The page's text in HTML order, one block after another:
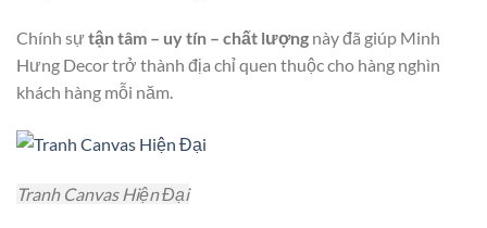
Chính sựtận tâm – uy tín – chất lượng này đã giúp Minh
Hưng Decor trở thành địa chỉ quen thuộc cho hàng nghìn
khách hàng mỗi năm.
Tranh Canvas Hiện Đại